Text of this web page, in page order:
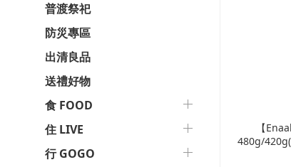
普渡祭祀
防災專區
出清良品
送禮好物
食 FOOD
住 LIVE
行 GOGO
【
480g/
怪獸麵